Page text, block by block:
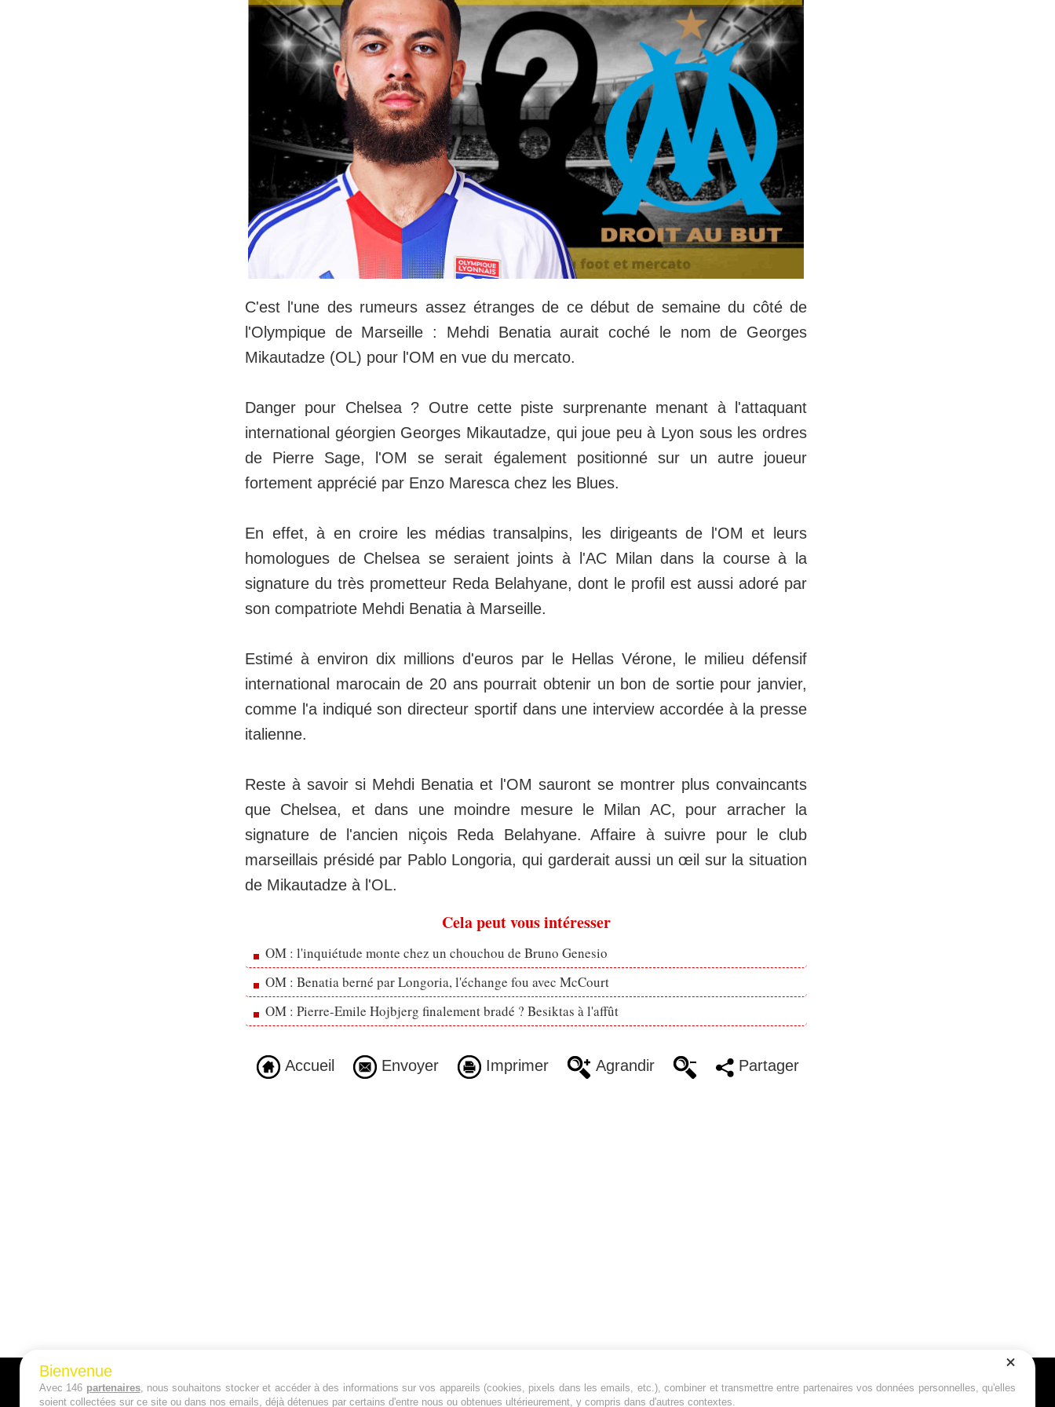
C'est l'une des rumeurs assez étranges de ce début de semaine du côté de
l'Olympique de Marseille : Mehdi Benatia aurait coché le nom de Georges
Mikautadze (OL) pour l'OM en vue du mercato.
Danger pour Chelsea ? Outre cette piste surprenante menant à l'attaquant
international géorgien Georges Mikautadze, qui joue peu à Lyon sous les ordres
de Pierre Sage, l'OM se serait également positionné sur un autre joueur
fortement apprécié par Enzo Maresca chez les Blues.
En effet, à en croire les médias transalpins, les dirigeants de l'OM et leurs
homologues de Chelsea se seraient joints à l'AC Milan dans la course à la
signature du très prometteur Reda Belahyane, dont le profil est aussi adoré par
son compatriote Mehdi Benatia à Marseille.
Estimé à environ dix millions d'euros par le Hellas Vérone, le milieu défensif
international marocain de 20 ans pourrait obtenir un bon de sortie pour janvier,
comme l'a indiqué son directeur sportif dans une interview accordée à la presse
italienne.
Reste à savoir si Mehdi Benatia et l'OM sauront se montrer plus convaincants
que Chelsea, et dans une moindre mesure le Milan AC, pour arracher la
signature de l'ancien niçois Reda Belahyane. Affaire à suivre pour le club
marseillais présidé par Pablo Longoria, qui garderait aussi un œil sur la situation
de Mikautadze à l'OL.
Cela peut vous intéresser
OM : l'inquiétude monte chez un chouchou de Bruno Genesio
OM : Benatia berné par Longoria, l'échange fou avec McCourt
OM : Pierre-Emile Hojbjerg finalement bradé ? Besiktas à l'affût
Accueil Envoyer Imprimer Agrandir Partager
A PROPOS Jeunesfooteux est un média sportif qui traite
Bienvenue
Avec 146 partenaires, nous souhaitons stocker et accéder à des informations sur vos appareils (cookies, pixels dans les emails, etc.), combiner et transmettre entre partenaires vos données personnelles, qu'elles
soient collectées sur ce site ou dans nos emails, déjà détenues par certains d'entre nous ou obtenues ultérieurement, y compris dans d'autres contextes.